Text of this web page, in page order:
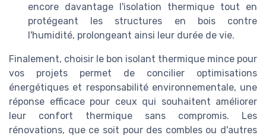
encore davantage l'isolation thermique tout en
protégeant les structures en bois contre
l'humidité, prolongeant ainsi leur durée de vie.
Finalement, choisir le bon isolant thermique mince pour
vos projets permet de concilier optimisations
énergétiques et responsabilité environnementale, une
réponse efficace pour ceux qui souhaitent améliorer
leur confort thermique sans compromis. Les
rénovations, que ce soit pour des combles ou d'autres